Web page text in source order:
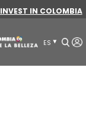
ESTÁ ENINVEST